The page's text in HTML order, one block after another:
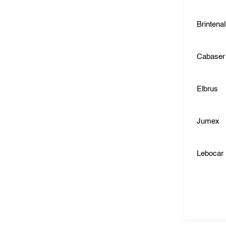
Brintenal
Cabaser
Elbrus
Jumex
Lebocar